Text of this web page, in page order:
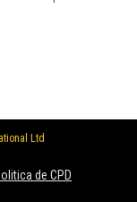
Ltd
de CPD